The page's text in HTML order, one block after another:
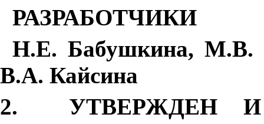
РАЗРАБОТЧИКИ
Н.Е. Бабушкина, М.В.
В.А. Кайсина
2.
УТВЕРЖДЕН